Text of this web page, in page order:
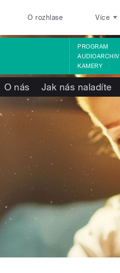
O rozhlase Více
PROGRAM
AUDIOARCHIV
KAMERY
O nás Jak nás naladíte